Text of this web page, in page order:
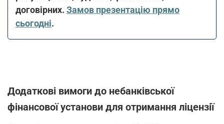
договірних. Замов презентацію прямо
сьогодні.
Додаткові вимоги до небанківської
фінансової установи для отримання ліцензії